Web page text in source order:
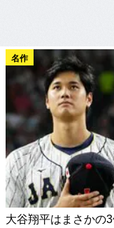
名作
大谷翔平はまさかの